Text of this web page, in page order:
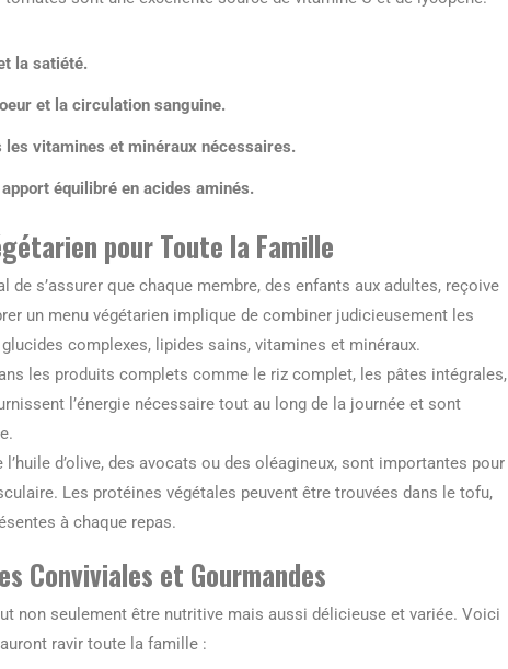
la satiété.
et la circulation sanguine.
les vitamines et minéraux nécessaires.
équilibré en acides aminés.
pour Toute la Famille
de s’assurer que chaque membre, des enfants aux adultes, reçoive
un menu végétarien implique de combiner judicieusement les
complexes, lipides sains, vitamines et minéraux.
les produits complets comme le riz complet, les pâtes intégrales,
l’énergie nécessaire tout au long de la journée et sont
d’olive, des avocats ou des oléagineux, sont importantes pour
Les protéines végétales peuvent être trouvées dans le tofu,
à chaque repas.
Conviviales et Gourmandes
non seulement être nutritive mais aussi délicieuse et variée. Voici
ravir toute la famille :